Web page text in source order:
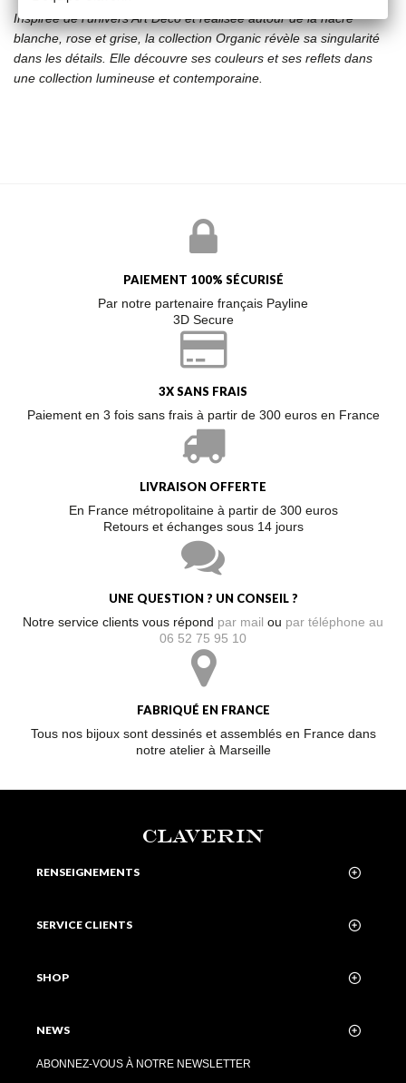
Inspirée de l'univers Art Déco et réalisée autour de la nacre
blanche, rose et grise, la collection Organic révèle sa singularité
dans les détails. Elle découvre ses couleurs et ses reflets dans
une collection lumineuse et contemporaine.
PAIEMENT 100% SÉCURISÉ
Par notre partenaire français Payline
3D Secure
3X SANS FRAIS
Paiement en 3 fois sans frais à partir de 300 euros en France
LIVRAISON OFFERTE
En France métropolitaine à partir de 300 euros
Retours et échanges sous 14 jours
UNE QUESTION ? UN CONSEIL ?
Notre service clients vous répond par mail ou par téléphone au
06 52 75 95 10
FABRIQUÉ EN FRANCE
Tous nos bijoux sont dessinés et assemblés en France dans
notre atelier à Marseille
CLAVERIN
RENSEIGNEMENTS
SERVICE CLIENTS
SHOP
NEWS
ABONNEZ-VOUS À NOTRE NEWSLETTER